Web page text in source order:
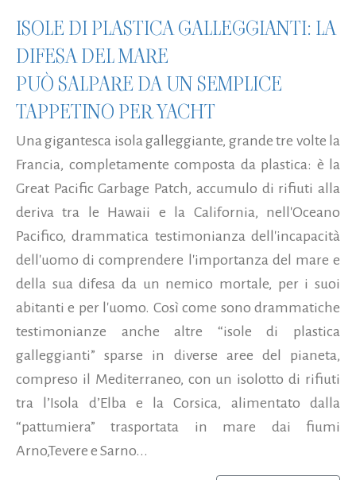
ISOLE DI PLASTICA GALLEGGIANTI: LA
DIFESA DEL MARE
PUÒ SALPARE DA UN SEMPLICE
TAPPETINO PER YACHT
Una gigantesca isola galleggiante, grande tre volte la
Francia, completamente composta da plastica: è la
Great Pacific Garbage Patch, accumulo di rifiuti alla
deriva tra le Hawaii e la California, nell'Oceano
Pacifico, drammatica testimonianza dell'incapacità
dell'uomo di comprendere l'importanza del mare e
della sua difesa da un nemico mortale, per i suoi
abitanti e per l'uomo. Così come sono drammatiche
testimonianze anche altre “isole di plastica
galleggianti” sparse in diverse aree del pianeta,
compreso il Mediterraneo, con un isolotto di rifiuti
tra l’Isola d’Elba e la Corsica, alimentato dalla
“pattumiera” trasportata in mare dai fiumi
Arno,Tevere e Sarno...